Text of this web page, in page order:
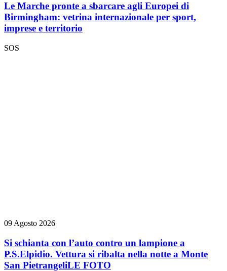
Le Marche pronte a sbarcare agli Europei di
Birmingham: vetrina internazionale per sport,
imprese e territorio
SOS
09 Agosto 2026
Si schianta con l’auto contro un lampione a
P.S.Elpidio. Vettura si ribalta nella notte a Monte
San PietrangeliLE FOTO